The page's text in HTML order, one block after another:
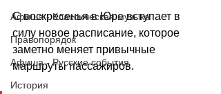
Афиша - Классическая музыка
Правопорядок
Афиша - Русские события
История
С воскресенья в Юре вступает в
силу новое расписание, которое
заметно меняет привычные
маршруты пассажиров.